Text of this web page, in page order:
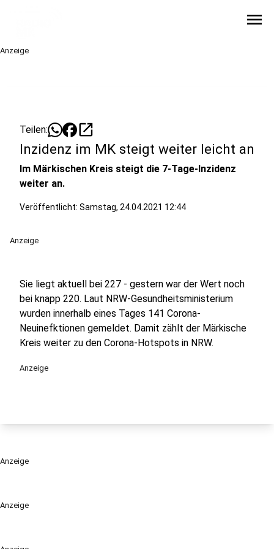
menu
Anzeige
Anzeige
Teilen: open_in_new
Inzidenz im MK steigt weiter leicht an
Im Märkischen Kreis steigt die 7-Tage-Inzidenz
weiter an.
Veröffentlicht: Samstag, 24.04.2021 12:44
Anzeige
Sie liegt aktuell bei 227 - gestern war der Wert noch
bei knapp 220. Laut NRW-Gesundheitsministerium
wurden innerhalb eines Tages 141 Corona-
Neuinefktionen gemeldet. Damit zählt der Märkische
Kreis weiter zu den Corona-Hotspots in NRW.
Anzeige
Anzeige